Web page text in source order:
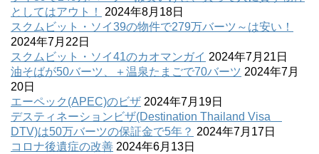
としてはアウト！
2024年8月18日
スクムビット・ソイ39の物件で279万バーツ～は安い！
2024年7月22日
スクムビット・ソイ41のカオマンガイ 2024年7月21日
油そばが50バーツ、＋温泉たまごで70バーツ 2024年7月
20日
エーペック(APEC)のビザ 2024年7月19日
デスティネーションビザ(Destination Thailand Visa
DTV)は50万バーツの保証金で5年？ 2024年7月17日
コロナ後遺症の改善 2024年6月13日